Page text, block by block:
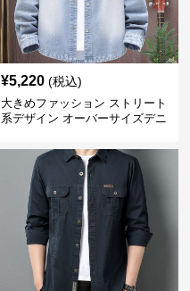
¥5,220 (税込)
大きめファッション ストリート
系デザイン オーバーサイズデニ